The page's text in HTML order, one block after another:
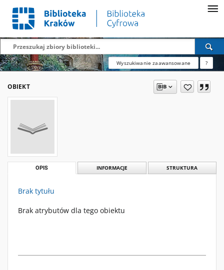
Wyszukiwanie zaawansowane ?
OBIEKT
OPIS INFORMACJE STRUKTURA
Brak tytułu
Brak atrybutów dla tego obiektu